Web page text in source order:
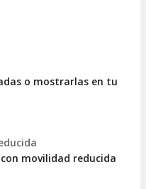
o mostrarlas en tu
movilidad reducida